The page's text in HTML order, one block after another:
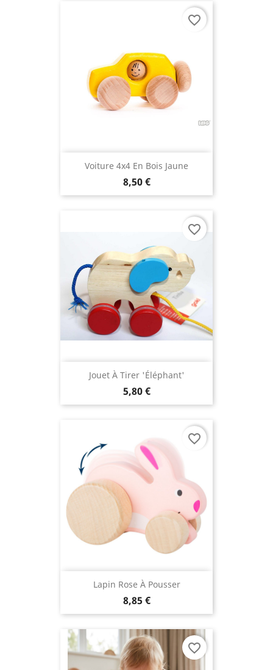
Voiture 4x4 En Bois Jaune
8,50 €
favorite_border
Jouet À Tirer 'éléphant'
5,80 €
favorite_border
Lapin Rose À Pousser
8,85 €
favorite_border
favorite_border